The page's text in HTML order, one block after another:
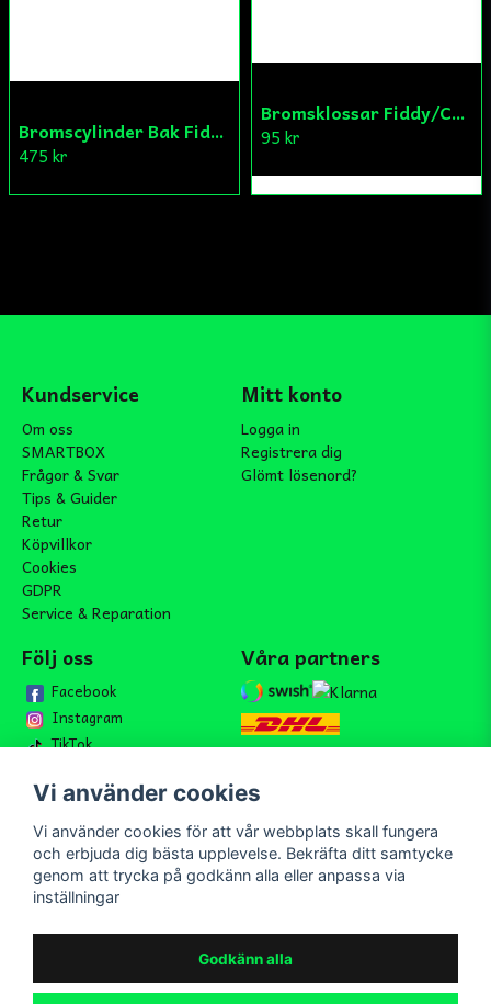
Bromscylinder Bak Fiddy/Cross
475 kr
Bromsklossar Fiddy/Cross
95 kr
Kundservice
Om oss
SMARTBOX
Frågor & Svar
Tips & Guider
Retur
Köpvillkor
Cookies
GDPR
Service & Reparation
Mitt konto
Logga in
Registrera dig
Glömt lösenord?
Följ oss
Facebook
Instagram
TikTok
Våra partners
Bli medlem i vårt nyhetsbrev
email
Mejladress Skicka
Bli medlem i vårt nyhetsbrev och ta del av våra nyheter och
Vi använder cookies
Vi använder cookies för att vår webbplats skall fungera
och erbjuda dig bästa upplevelse. Bekräfta ditt samtycke
genom att trycka på godkänn alla eller anpassa via
inställningar
Godkänn alla